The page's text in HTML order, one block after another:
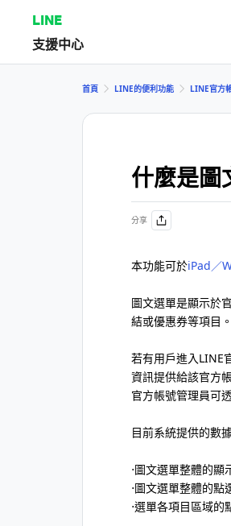
LINE
支援中心
首頁 LINE的便利功能 LINE官方
什麼是圖
分享
本功能可於iPad／
圖文選單是顯示於
結或優惠券等項目。
若有用戶進入LINE
資訊提供給該官方
官方帳號管理員可
目前系統提供的數
⋅圖文選單整體的顯
⋅圖文選單整體的點
⋅選單各項目區域